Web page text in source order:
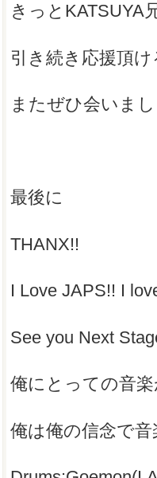
きっとKATSUYA
引き続き応援頂
またぜひ会いま
最後に
THANX!!
I Love JAPS!! I
See you Next
俺にとっての音
俺は俺の信念で